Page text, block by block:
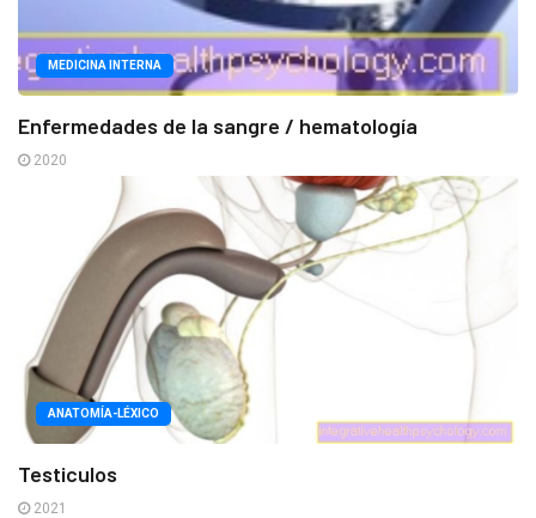
MEDICINA INTERNA
Enfermedades de la sangre / hematología
2020
ANATOMÍA-LÉXICO
Testiculos
2021